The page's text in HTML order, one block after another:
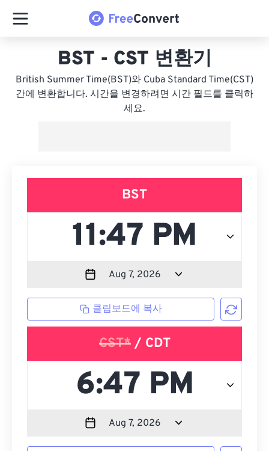
BST - CST 변환기
British Summer Time(BST)와 Cuba Standard Time(CST)
간에 변환합니다. 시간을 변경하려면 시간 필드를 클릭하
세요.
BST
클립보드에 복사
CST*/ CDT